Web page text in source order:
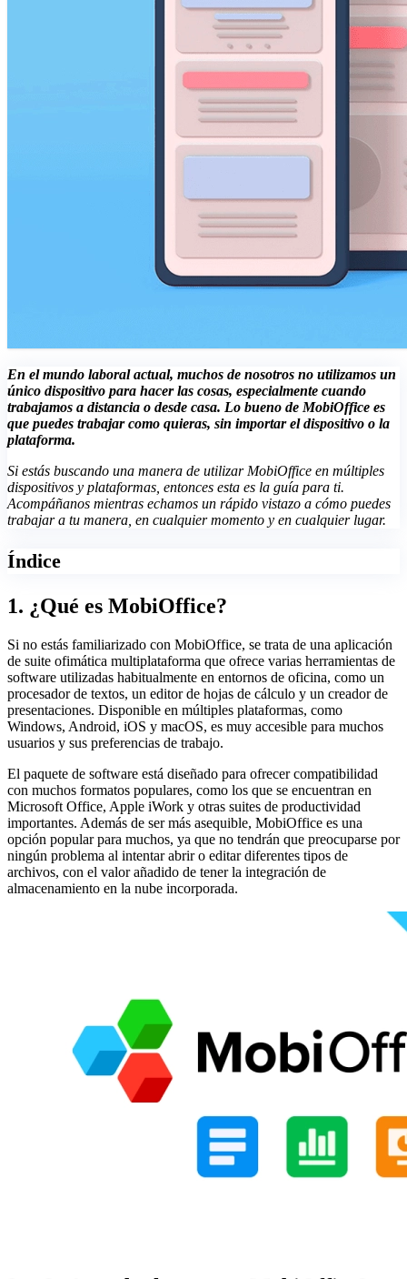
En el mundo laboral actual, muchos de nosotros no utilizamos un
único dispositivo para hacer las cosas, especialmente cuando
trabajamos a distancia o desde casa. Lo bueno de MobiOffice es
que puedes trabajar como quieras, sin importar el dispositivo o la
plataforma.
Si estás buscando una manera de utilizar MobiOffice en múltiples
dispositivos y plataformas, entonces esta es la guía para ti.
Acompáñanos mientras echamos un rápido vistazo a cómo puedes
trabajar a tu manera, en cualquier momento y en cualquier lugar.
Índice
1. ¿Qué es MobiOffice?
Si no estás familiarizado con MobiOffice, se trata de una aplicación
de suite ofimática multiplataforma que ofrece varias herramientas de
software utilizadas habitualmente en entornos de oficina, como un
procesador de textos, un editor de hojas de cálculo y un creador de
presentaciones. Disponible en múltiples plataformas, como
Windows, Android, iOS y macOS, es muy accesible para muchos
usuarios y sus preferencias de trabajo.
El paquete de software está diseñado para ofrecer compatibilidad
con muchos formatos populares, como los que se encuentran en
Microsoft Office, Apple iWork y otras suites de productividad
importantes. Además de ser más asequible, MobiOffice es una
opción popular para muchos, ya que no tendrán que preocuparse por
ningún problema al intentar abrir o editar diferentes tipos de
archivos, con el valor añadido de tener la integración de
almacenamiento en la nube incorporada.